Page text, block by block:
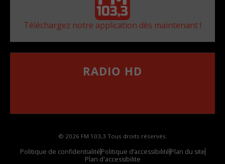
Téléchargez notre application dès maintenant !
RADIO HD
© 2026 FM 103,3 Tous droits réservés.
Politique de confidentialitéPolitique d’accessibilitéPlan du site
Plan d'accessibilite